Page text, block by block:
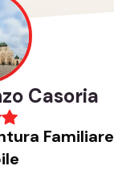
Casoria
Familiare